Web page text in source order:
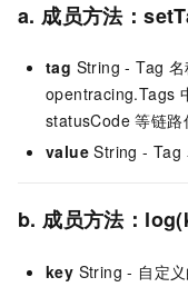
a. 成员方法：
tag String - Tag 名
opentracing.Tags
statusCode 等链路
value String - Tag
b. 成员方法：
key String - 自定